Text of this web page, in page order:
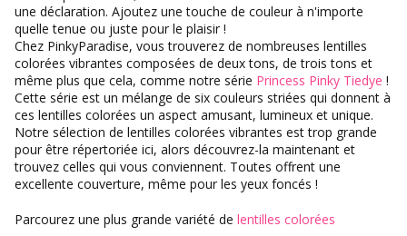
une déclaration. Ajoutez une touche de couleur à n'importe
quelle tenue ou juste pour le plaisir !
Chez PinkyParadise, vous trouverez de nombreuses lentilles
colorées vibrantes composées de deux tons, de trois tons et
même plus que cela, comme notre série Princess Pinky Tiedye !
Cette série est un mélange de six couleurs striées qui donnent à
ces lentilles colorées un aspect amusant, lumineux et unique.
Notre sélection de lentilles colorées vibrantes est trop grande
pour être répertoriée ici, alors découvrez-la maintenant et
trouvez celles qui vous conviennent. Toutes offrent une
excellente couverture, même pour les yeux foncés !
Parcourez une plus grande variété de lentilles colorées